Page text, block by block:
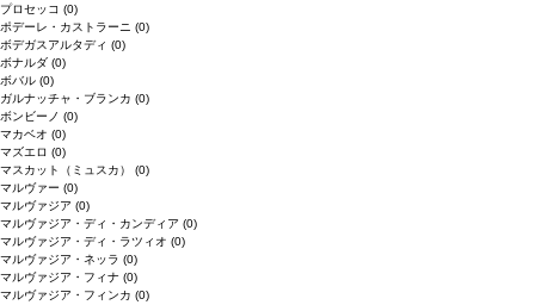
プロセッコ (0)
ポデーレ・カストラーニ (0)
ボデガスアルタディ (0)
ボナルダ (0)
ボバル (0)
ガルナッチャ・ブランカ (0)
ボンビーノ (0)
マカベオ (0)
マズエロ (0)
マスカット（ミュスカ） (0)
マルヴァー (0)
マルヴァジア (0)
マルヴァジア・ディ・カンディア (0)
マルヴァジア・ディ・ラツィオ (0)
マルヴァジア・ネッラ (0)
マルヴァジア・フィナ (0)
マルヴァジア・フィンカ (0)